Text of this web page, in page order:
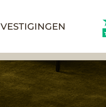
VESTIGINGEN